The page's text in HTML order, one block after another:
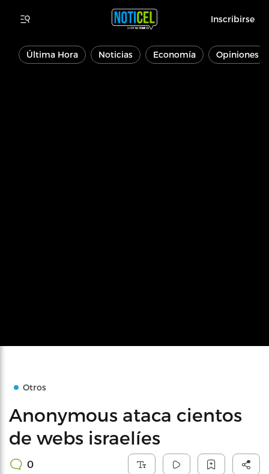
Inscribirse
Última Hora Noticias Economía Opiniones
Otros
Anonymous ataca cientos
de webs israelíes
0